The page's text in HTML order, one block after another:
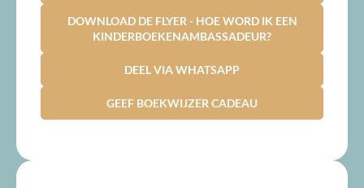
DOWNLOAD DE FLYER - HOE WORD IK EEN
KINDERBOEKENAMBASSADEUR?
DEEL VIA WHATSAPP
GEEF BOEKWIJZER CADEAU